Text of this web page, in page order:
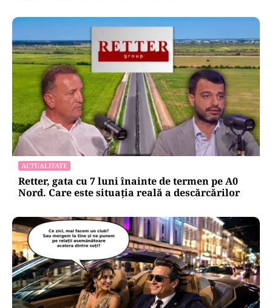
ACTUALITATE
Retter, gata cu 7 luni înainte de termen pe A0
Nord. Care este situația reală a descărcărilor